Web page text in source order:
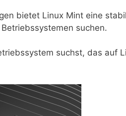
bietet Linux Mint eine
suchen.
suchst, das auf